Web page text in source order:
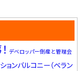
デベロッパー倒産と管理会
ョンバルコニー（ベラン